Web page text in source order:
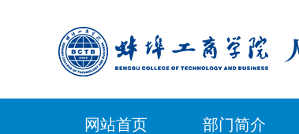
网站首页 部门简介